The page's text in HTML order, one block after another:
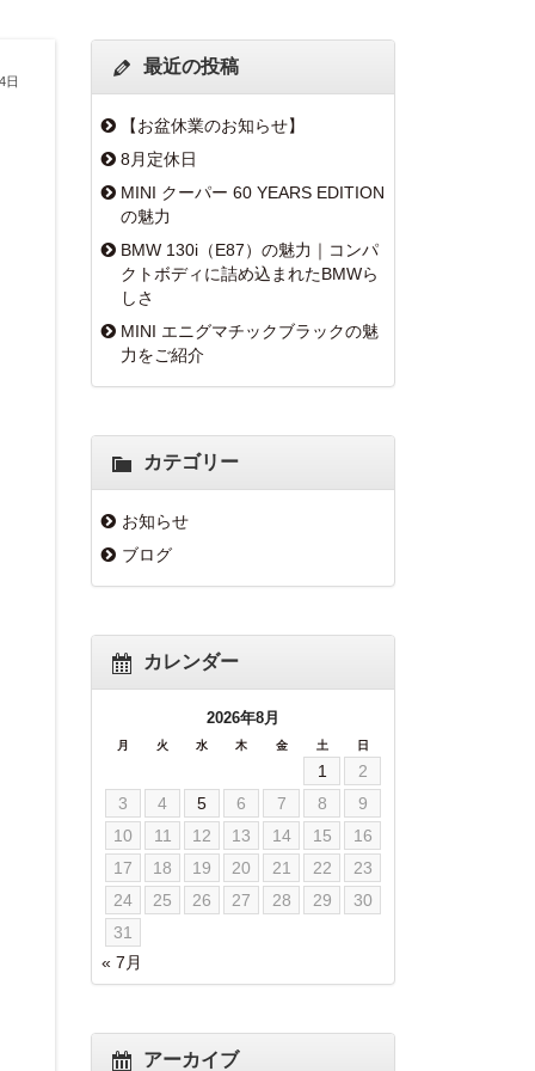
日
最近の投稿
【お盆休業のお知らせ】
8月定休日
MINI クーパー 60 YEARS EDITION
の魅力
BMW 130i（E87）の魅力｜コンパ
クトボディに詰め込まれたBMWら
しさ
MINI エニグマチックブラックの魅
力をご紹介
カテゴリー
お知らせ
ブログ
カレンダー
2026年8月
月 火 水 木 金 土 日
1
2
3
4 5 6 7 8
9
10
11 12 13 14 15
16
17
18 19 20 21 22
23
24
25 26 27 28 29
30
31
« 7月
アーカイブ